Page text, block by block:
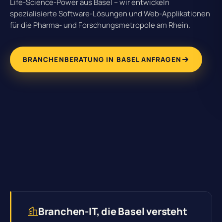
Life-Science-Power aus Basel – wir entwickeln
spezialisierte Software-Lösungen und Web-Applikationen
für die Pharma- und Forschungsmetropole am Rhein.
BRANCHENBERATUNG IN BASEL ANFRAGEN
Branchen-IT, die Basel versteht